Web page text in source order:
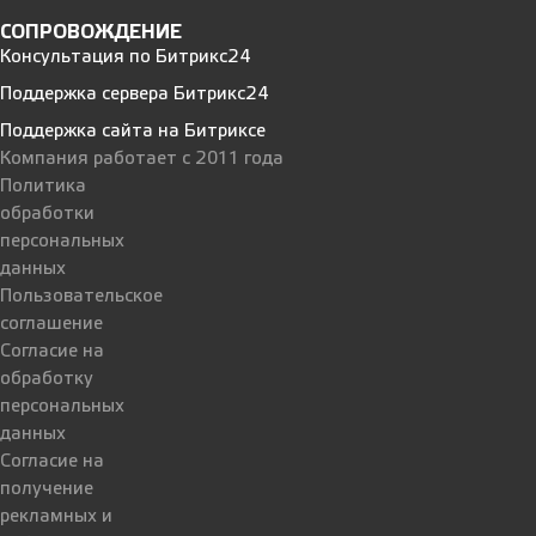
СОПРОВОЖДЕНИЕ
Консультация по Битрикс24
Поддержка сервера Битрикс24
Поддержка сайта на Битриксе
Компания работает с 2011 года
Политика
обработки
персональных
данных
Пользовательское
соглашение
Согласие на
обработку
персональных
данных
Согласие на
получение
рекламных и